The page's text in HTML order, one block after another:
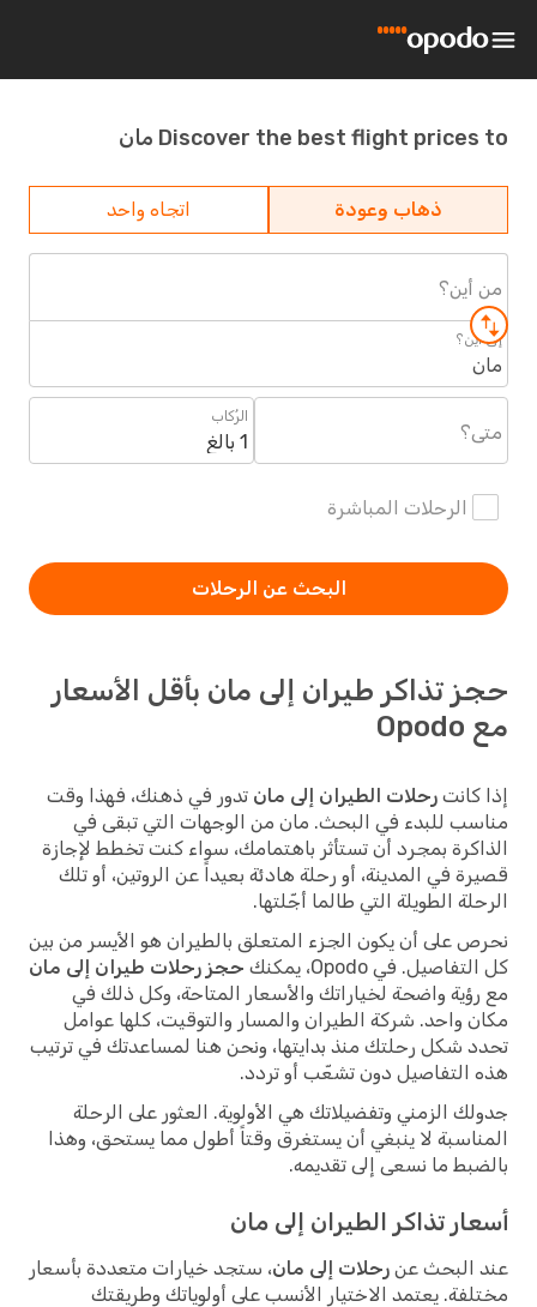
Discover the best flight prices to مان
ذهاب وعودة اتجاه واحد
من أين؟
إلى أين؟
مان
متى؟
الرُكاب
1 بالغ
الرحلات المباشرة
البحث عن الرحلات
حجز تذاكر طيران إلى مان بأقل الأسعار
مع Opodo
إذا كانت رحلات الطيران إلى مان تدور في ذهنك، فهذا وقت
مناسب للبدء في البحث. مان من الوجهات التي تبقى في
الذاكرة بمجرد أن تستأثر باهتمامك، سواء كنت تخطط لإجازة
قصيرة في المدينة، أو رحلة هادئة بعيداً عن الروتين، أو تلك
الرحلة الطويلة التي طالما أجّلتها.
نحرص على أن يكون الجزء المتعلق بالطيران هو الأيسر من بين
كل التفاصيل. في Opodo، يمكنك
حجز رحلات طيران إلى مان
مع رؤية واضحة لخياراتك والأسعار المتاحة، وكل ذلك في
مكان واحد. شركة الطيران والمسار والتوقيت، كلها عوامل
تحدد شكل رحلتك منذ بدايتها، ونحن هنا لمساعدتك في ترتيب
هذه التفاصيل دون تشعّب أو تردد.
جدولك الزمني وتفضيلاتك هي الأولوية. العثور على الرحلة
المناسبة لا ينبغي أن يستغرق وقتاً أطول مما يستحق، وهذا
بالضبط ما نسعى إلى تقديمه.
أسعار تذاكر الطيران إلى مان
عند البحث عن رحلات إلى مان، ستجد خيارات متعددة بأسعار
مختلفة. يعتمد الاختيار الأنسب على أولوياتك وطريقتك